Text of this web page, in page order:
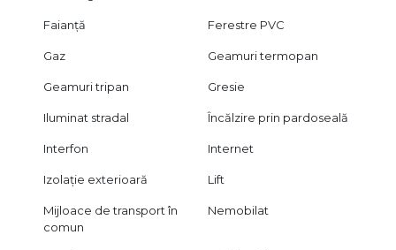
Faianță Ferestre PVC
Gaz Geamuri termopan
Geamuri tripan Gresie
Iluminat stradal Încălzire prin pardoseală
Interfon Internet
Izolație exterioară Lift
Mijloace de transport în
comun
Nemobilat